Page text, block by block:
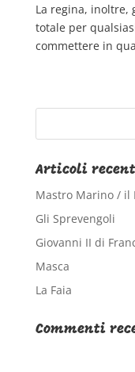
La regina, inoltre,
totale per
commettere in
Articoli
Mastro Marino / il
Gli Sprevengoli
Giovanni II di
Masca
La Faia
Commenti